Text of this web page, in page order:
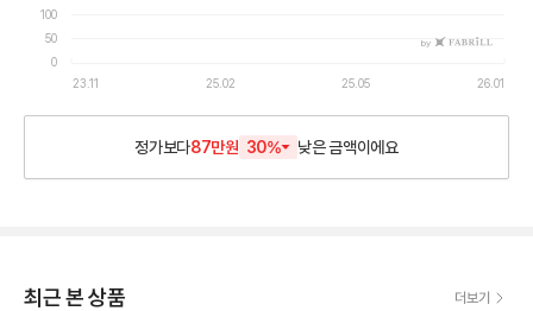
0
50
100
23.11 25.02 25.05 26.01
by
정가보다87만원 30% 낮은금액이에요
최근 본 상품 더보기